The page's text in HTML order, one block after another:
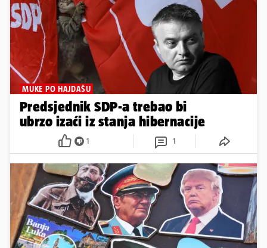
MUKE PO HAJDAŠU
Predsjednik SDP-a trebao bi
ubrzo izaći iz stanja hibernacije
1 1